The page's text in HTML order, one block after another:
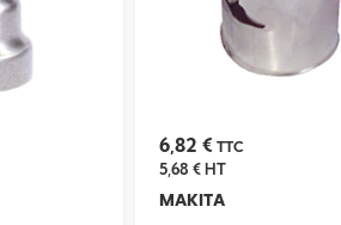
6,82 € TTC
5,68 €HT
MAKITA